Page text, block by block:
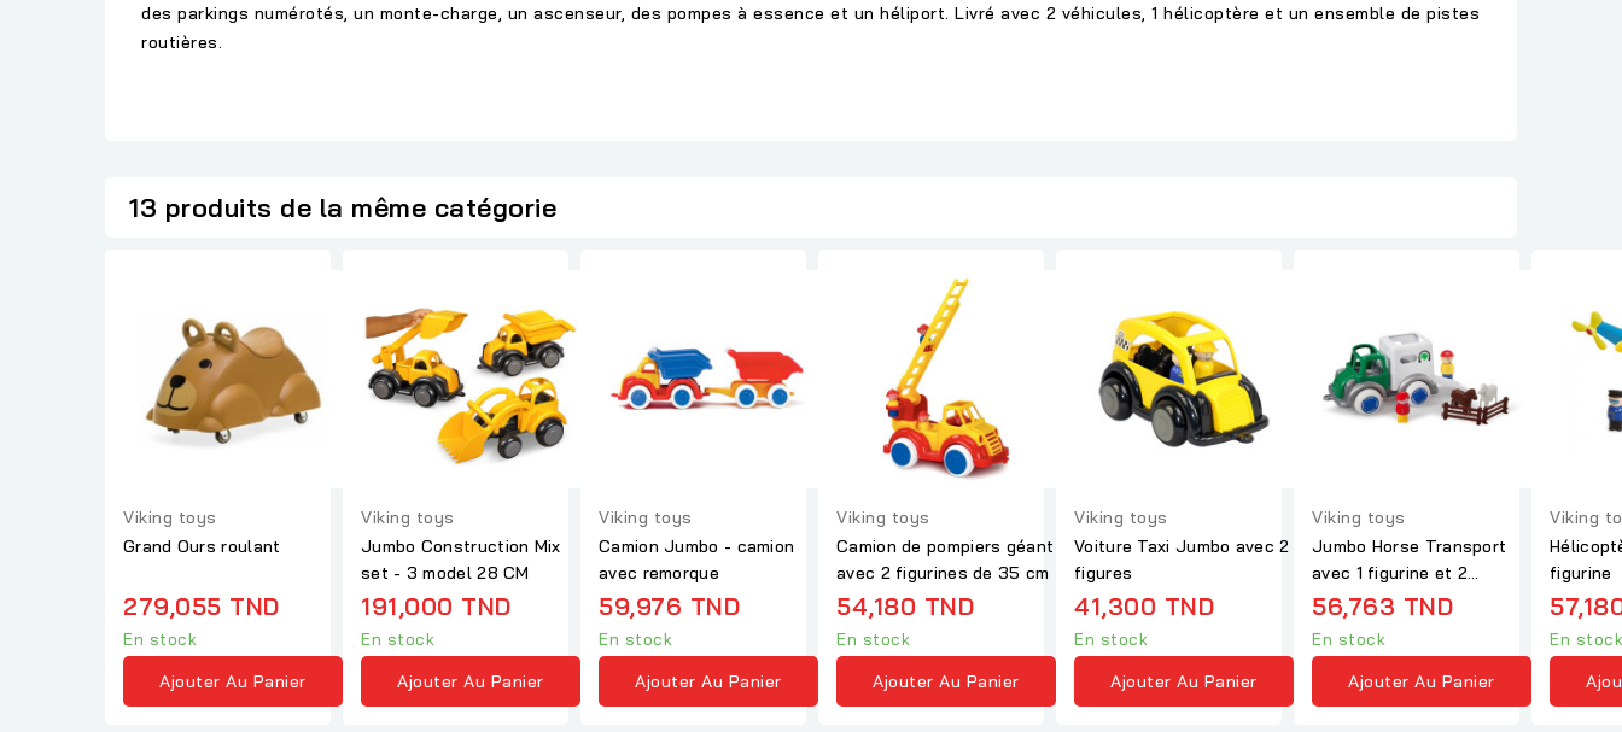
des parkings numérotés, un monte-charge, un ascenseur, des pompes à essence et un héliport. Livré avec 2 véhicules, 1 hélicoptère et un ensemble de pistes
routières.
13 produits de la même catégorie
Viking toys
Grand Ours roulant
279,055 TND
En stock
Ajouter Au Panier
Viking toys
Jumbo Construction Mix
set - 3 model 28 CM
191,000 TND
En stock
Ajouter Au Panier
Viking toys
Camion Jumbo - camion
avec remorque
59,976 TND
En stock
Ajouter Au Panier
Viking toys
Camion de pompiers géant
avec 2 figurines de 35 cm
54,180 TND
En stock
Ajouter Au Panier
Viking toys
Voiture Taxi Jumbo avec 2
figures
41,300 TND
En stock
Ajouter Au Panier
Viking toys
Jumbo Horse Transport
avec 1 figurine et 2
chevaux
56,763 TND
En stock
Ajouter Au Panier
Viking
figurine
En stock